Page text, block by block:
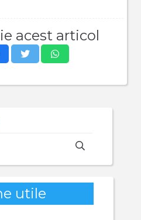
acest articol
utile